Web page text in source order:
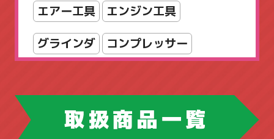
パーティション
フォールディングテーブル
フリーアドレスデスク ホウトク
マネージメントデスク
エアー工具 エンジン工具
グラインダ コンプレッサー
ツールボックス
取扱商品一覧